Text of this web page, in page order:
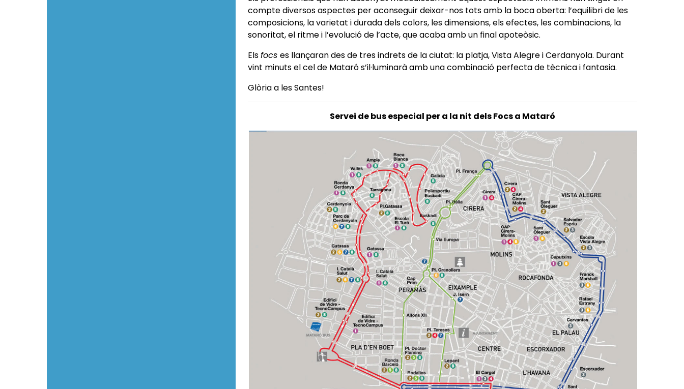
compte diversos aspectes per aconseguir deixar-nos tots amb la boca oberta: l’equilibri de les
composicions, la varietat i durada dels colors, les dimensions, els efectes, les combinacions, la
sonoritat, el ritme i l’evolució de l’acte, que acaba amb un final apoteòsic.
Elsfocs es llançaran des de tres indrets de la ciutat: la platja, Vista Alegre i Cerdanyola. Durant
vint minuts el cel de Mataró s’il·luminarà amb una combinació perfecta de tècnica i fantasia.
Glòria a les Santes!
Servei de bus especial per a la nit dels Focs a Mataró